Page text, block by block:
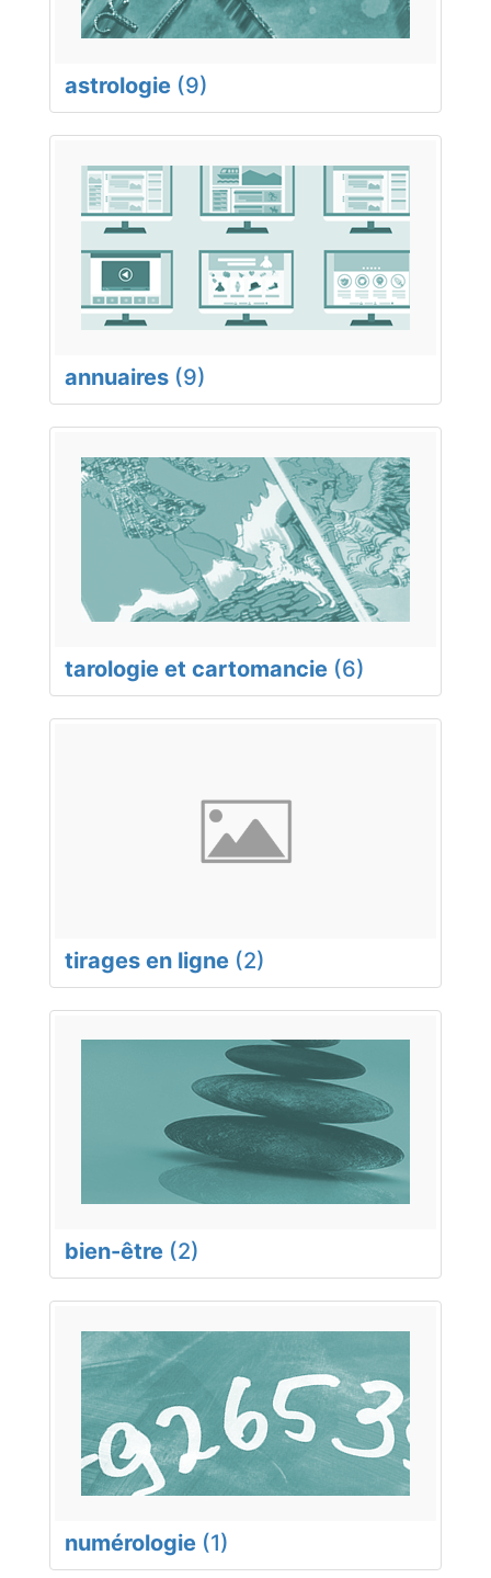
astrologie (9)
annuaires (9)
tarologie et cartomancie (6)
tirages en ligne (2)
bien-être (2)
numérologie (1)